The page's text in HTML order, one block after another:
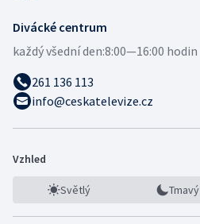
Divácké centrum
každý všední den:8:00—16:00 hodin
261 136 113
info@ceskatelevize.cz
Vzhled
Světlý Tmavý